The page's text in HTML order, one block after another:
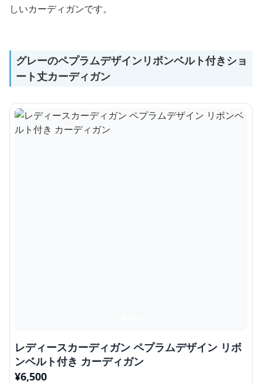
しいカーディガンです。
グレーのペプラムデザインリボンベルト付きショ
ート丈カーディガン
レディースカーディガン ペプラムデザイン リボ
ンベルト付き カーディガン
¥6,500